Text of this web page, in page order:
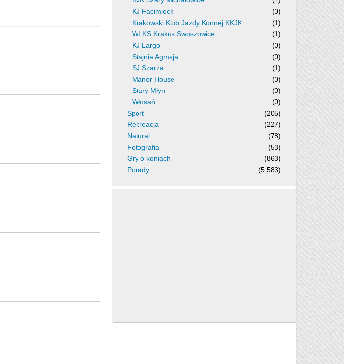
KJ Facimiech
(0)
Krakowski Klub Jazdy Konnej KKJK
(1)
WLKS Krakus Swoszowice
(1)
KJ Largo
(0)
Stajnia Agmaja
(0)
SJ Szarża
(1)
Manor House
(0)
Stary Młyn
(0)
Włosań
(0)
Sport
(205)
Rekreacja
(227)
Natural
(78)
Fotografia
(53)
Gry o koniach
(863)
Porady
(5,583)